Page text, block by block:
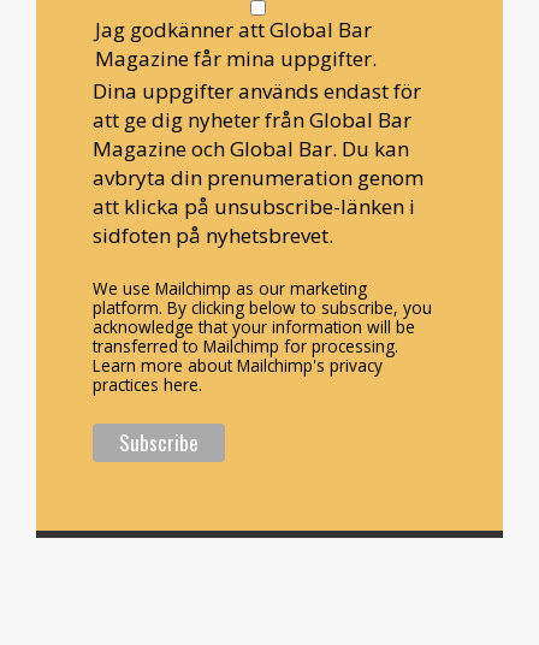
Jag godkänner att Global Bar
Magazine får mina uppgifter.
Dina uppgifter används endast för
att ge dig nyheter från Global Bar
Magazine och Global Bar. Du kan
avbryta din prenumeration genom
att klicka på unsubscribe-länken i
sidfoten på nyhetsbrevet.
We use Mailchimp as our marketing
platform. By clicking below to subscribe, you
acknowledge that your information will be
transferred to Mailchimp for processing.
Learn more about Mailchimp's privacy
practices here.